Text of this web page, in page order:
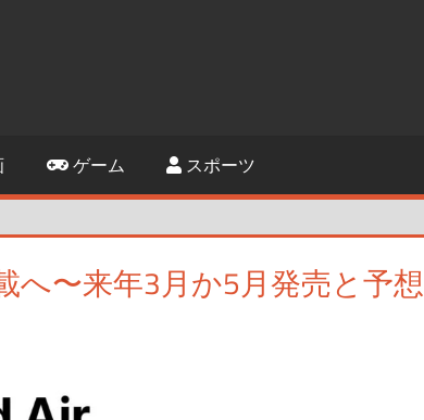
ゲーム スポーツ
へ〜来年3月か5月発売と予想